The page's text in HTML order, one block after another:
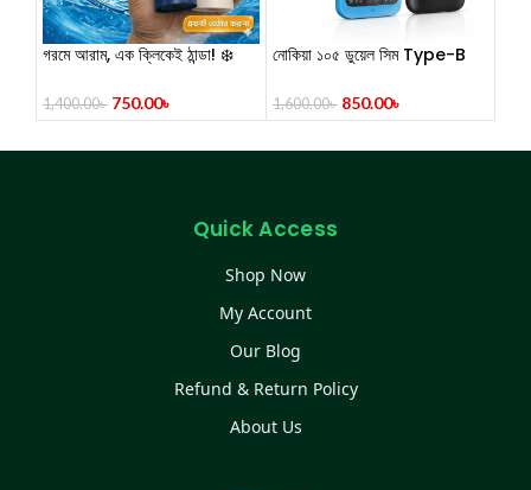
গরমে আরাম, এক ক্লিকেই ঠান্ডা! ❄️
Speed Turbo Handheld
Mini Fan
1,400.00৳ 750.00৳
নোকিয়া ১০৫ ডুয়েল সিম Type-B
1,600.00৳ 850.00৳
Quick Access
Shop Now
My Account
Our Blog
Refund & Return Policy
About Us